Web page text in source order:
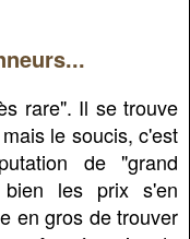
rare". Il se trouve
le soucis, c'est
de "grand
les prix s'en
en gros de trouver